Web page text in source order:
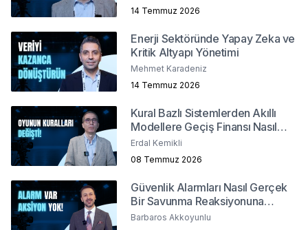
14 Temmuz 2026
Enerji Sektöründe Yapay Zeka ve
Kritik Altyapı Yönetimi
Mehmet Karadeniz
14 Temmuz 2026
Kural Bazlı Sistemlerden Akıllı
Modellere Geçiş Finansı Nasıl
Değiştirdi?
Erdal Kemikli
08 Temmuz 2026
Güvenlik Alarmları Nasıl Gerçek
Bir Savunma Reaksiyonuna
Dönüşür ?
Barbaros Akkoyunlu